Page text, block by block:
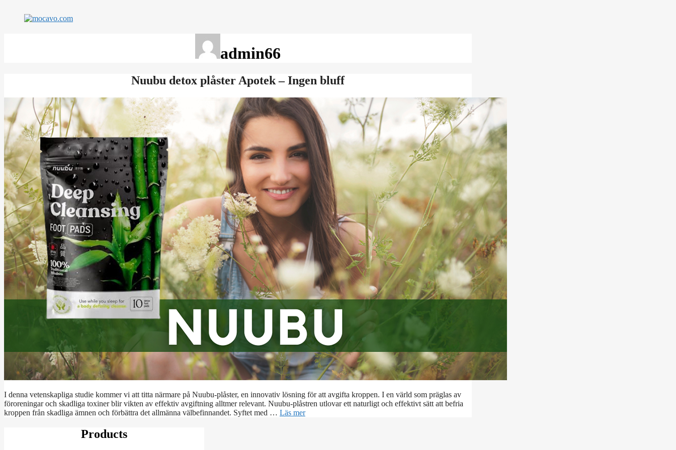
admin66
Nuubu detox plåster Apotek – Ingen bluff
I denna vetenskapliga studie kommer vi att titta närmare på Nuubu-plåster, en innovativ lösning för att avgifta kroppen. I en värld som präglas av
föroreningar och skadliga toxiner blir vikten av effektiv avgiftning alltmer relevant. Nuubu-plåstren utlovar ett naturligt och effektivt sätt att befria
kroppen från skadliga ämnen och förbättra det allmänna välbefinnandet. Syftet med … Läs mer
Products